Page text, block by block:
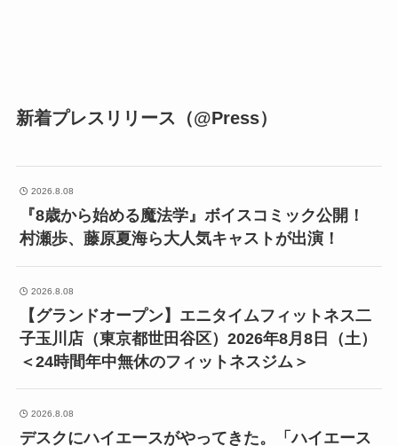
新着プレスリリース（@Press）
2026.8.08
『8歳から始める魔法学』ボイスコミック公開！
村瀬歩、藤原夏海ら大人気キャストが出演！
2026.8.08
【グランドオープン】エニタイムフィットネス二
子玉川店（東京都世田谷区）2026年8月8日（土）
＜24時間年中無休のフィットネスジム＞
2026.8.08
デスクにハイエースがやってきた。「ハイエース